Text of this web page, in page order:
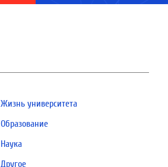
Жизнь университета
Образование
Наука
Другое